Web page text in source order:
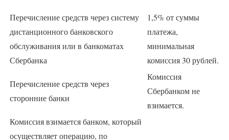
Перечисление средств через систему
дистанционного банковского
обслуживания или в банкоматах
Сбербанка
1,5% от суммы
платежа,
минимальная
комиссия 30 рублей.
Перечисление средств через
сторонние банки
Комиссия
Сбербанком не
взимается.
Комиссия взимается банком, который
осуществляет операцию, по